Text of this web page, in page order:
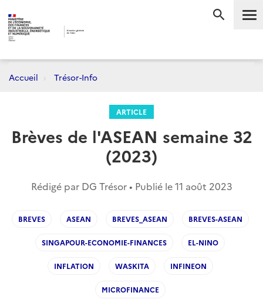
Accueil Trésor-Info
ARTICLE
Brèves de l'ASEAN semaine 32
(2023)
Rédigé par DG Trésor • Publié le11 août 2023
BREVES ASEAN BREVES_ASEAN BREVES-ASEAN
SINGAPOUR-ECONOMIE-FINANCES EL-NINO
INFLATION WASKITA INFINEON
MICROFINANCE